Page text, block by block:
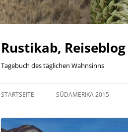
Zum
Rustikab,
Tagebuch des täglichen Wahnsinns
STARTSEITE SÜDAMERIKA 2015